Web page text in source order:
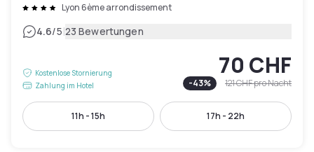
Lyon 6ème arrondissement
4.6/5|23 Bewertungen
Kostenlose Stornierung
Zahlung im Hotel
70 CHF
-43% 121 CHFpro Nacht
11h - 15h 17h - 22h